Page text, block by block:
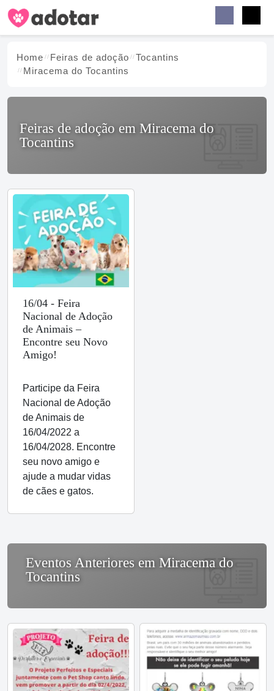
Home Feiras de adoção
Tocantins
Miracema do Tocantins
Feiras de adoção em Miracema do
Tocantins
16/04 - Feira
Nacional de Adoção
de Animais –
Encontre seu Novo
Amigo!
Participe da Feira
Nacional de Adoção
de Animais de
16/04/2022 a
16/04/2028. Encontre
seu novo amigo e
ajude a mudar vidas
de cães e gatos.
Eventos Anteriores em Miracema do
Tocantins